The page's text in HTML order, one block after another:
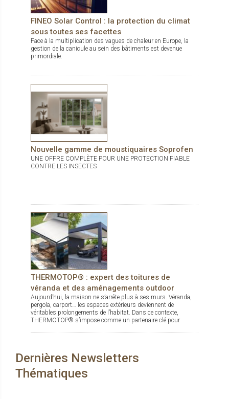
ouvertures/fermetures par jour. > Accessibilité de la batterie et
du panneau qui permet l'entretien ou la réparation en un temps
très rapide. Solozip de Griesser est disponible en 150
couleurs (dont gamme RAL standard et couleurs tendances
du marché) et plus de 300 tissus standards.
FINEO Solar Control : la protection du climat
sous toutes ses facettes
Face à la multiplication des vagues de chaleur en Europe, la
gestion de la canicule au sein des bâtiments est devenue
primordiale.
Nouvelle gamme de moustiquaires Soprofen
UNE OFFRE COMPLÈTE POUR UNE PROTECTION FIABLE
CONTRE LES INSECTES
THERMOTOP® : expert des toitures de
véranda et des aménagements outdoor
Aujourd’hui, la maison ne s’arrête plus à ses murs. Véranda,
pergola, carport… les espaces extérieurs deviennent de
véritables prolongements de l’habitat. Dans ce contexte,
THERMOTOP® s’impose comme un partenaire clé pour
Dernières Newsletters
Thématiques